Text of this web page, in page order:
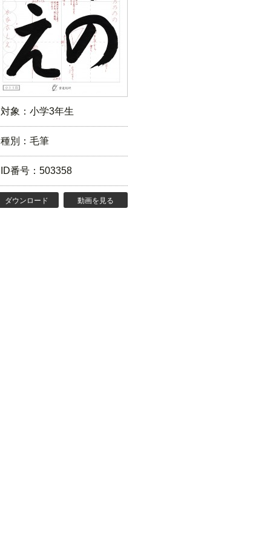
対象：小学3年生
種別：毛筆
ID番号：503358
ダウンロード 動画を見る